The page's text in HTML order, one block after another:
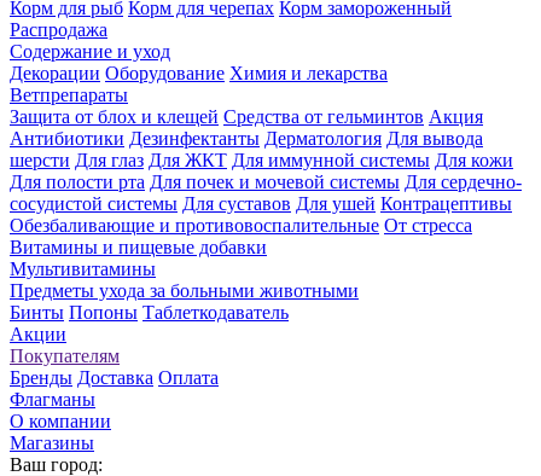
Корм для рыб Корм для черепах Корм замороженный
Распродажа
Содержание и уход
Декорации Оборудование Химия и лекарства
Ветпрепараты
Защита от блох и клещей Средства от гельминтов Акция
Антибиотики Дезинфектанты Дерматология Для вывода
шерсти Для глаз Для ЖКТ Для иммунной системы Для кожи
Для полости рта Для почек и мочевой системы Для сердечно-
сосудистой системы Для суставов Для ушей Контрацептивы
Обезбаливающие и противовоспалительные От стресса
Витамины и пищевые добавки
Мультивитамины
Предметы ухода за больными животными
Бинты Попоны Таблеткодаватель
Акции
Покупателям
Бренды Доставка Оплата
Флагманы
О компании
Магазины
Ваш город: